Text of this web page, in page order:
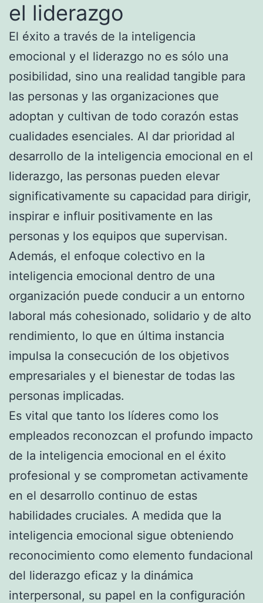
el liderazgo
El éxito a través de la inteligencia
emocional y el liderazgo no es sólo una
posibilidad, sino una realidad tangible para
las personas y las organizaciones que
adoptan y cultivan de todo corazón estas
cualidades esenciales. Al dar prioridad al
desarrollo de la inteligencia emocional en el
liderazgo, las personas pueden elevar
significativamente su capacidad para dirigir,
inspirar e influir positivamente en las
personas y los equipos que supervisan.
Además, el enfoque colectivo en la
inteligencia emocional dentro de una
organización puede conducir a un entorno
laboral más cohesionado, solidario y de alto
rendimiento, lo que en última instancia
impulsa la consecución de los objetivos
empresariales y el bienestar de todas las
personas implicadas.
Es vital que tanto los líderes como los
empleados reconozcan el profundo impacto
de la inteligencia emocional en el éxito
profesional y se comprometan activamente
en el desarrollo continuo de estas
habilidades cruciales. A medida que la
inteligencia emocional sigue obteniendo
reconocimiento como elemento fundacional
del liderazgo eficaz y la dinámica
interpersonal, su papel en la configuración